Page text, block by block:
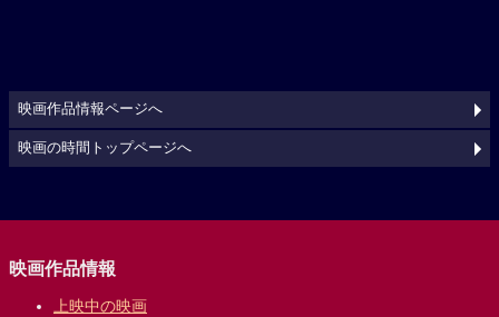
映画作品情報ページへ
映画の時間トップページへ
映画作品情報
上映中の映画